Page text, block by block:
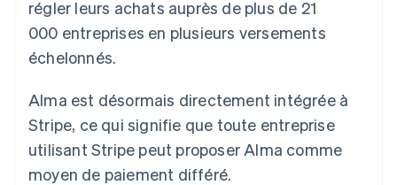
Comptes
financiers
associés
Plus
Découvrez les prochaines évolutions
Radar
Prévention de la fraude
Médias et
divertissements
entreprises
Commerce en ligne
Exemples de code
Blog des développeurs
Devenir partenaire
régler leurs achats auprès de plus de 21
000 entreprises en plusieurs versements
échelonnés.
Alma est désormais directement intégrée à
Stripe, ce qui signifie que toute entreprise
utilisant Stripe peut proposer Alma comme
moyen de paiement différé.